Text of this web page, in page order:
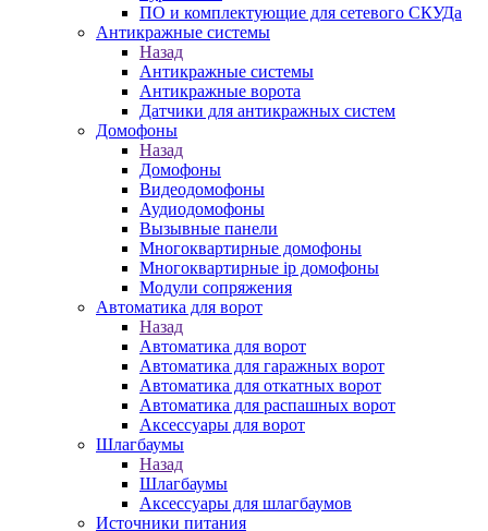
ПО и комплектующие для сетевого СКУДа
Антикражные системы
Назад
Антикражные системы
Антикражные ворота
Датчики для антикражных систем
Домофоны
Назад
Домофоны
Видеодомофоны
Аудиодомофоны
Вызывные панели
Многоквартирные домофоны
Многоквартирные ip домофоны
Модули сопряжения
Автоматика для ворот
Назад
Автоматика для ворот
Автоматика для гаражных ворот
Автоматика для откатных ворот
Автоматика для распашных ворот
Аксессуары для ворот
Шлагбаумы
Назад
Шлагбаумы
Аксессуары для шлагбаумов
Источники питания